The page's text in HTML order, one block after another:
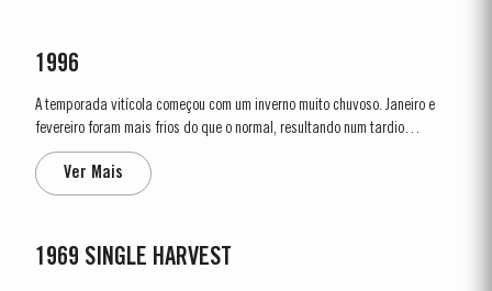
1996
A temporada vitícola começou com um inverno muito chuvoso. Janeiro e
fevereiro foram mais frios do que o normal, resultando num tardio
aparecimento dos rebentos. As condições frescas e chuvosas
continuaram até justamente antes da floração, a 25 de maio. A floração
teve lugar...
Ver Mais
1969 SINGLE HARVEST